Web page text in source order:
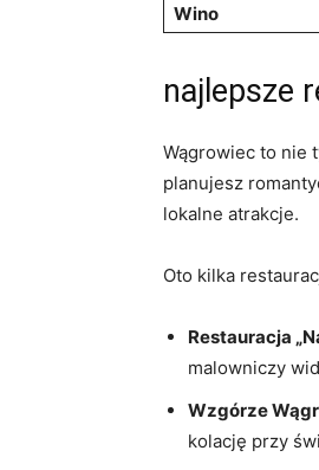
Wino
najlepsze
Wągrowiec to nie
planujesz
lokalne atrakcje.
Oto kilka
Restauracja
malowniczy
Wzgórze
kolację przy